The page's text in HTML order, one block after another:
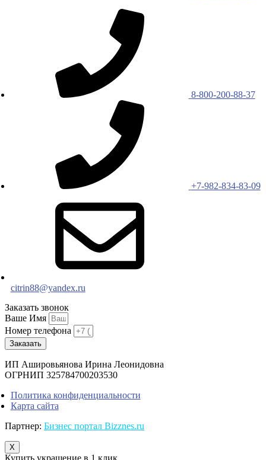
8-800-200-88-37
+7-982-834-83-09
citrin88@yandex.ru
Заказать звонок
Ваше Имя
Номер телефона
Заказать
ИП Ашировьянова Ирина Леонидовна
ОГРНИП 325784700203530
Политика конфиденциальности
Карта сайта
Партнер: Бизнес портал Bizznes.ru
X